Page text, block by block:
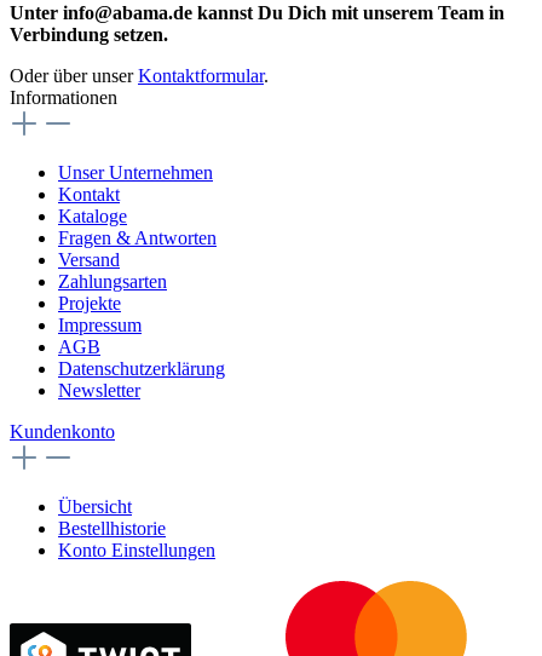
Unter info@abama.de kannst Du Dich mit unserem Team in
Verbindung setzen.
Oder über unserKontaktformular.
Informationen
Unser Unternehmen
Kontakt
Kataloge
Fragen & Antworten
Versand
Zahlungsarten
Projekte
Impressum
AGB
Datenschutzerklärung
Newsletter
Kundenkonto
Übersicht
Bestellhistorie
Konto Einstellungen